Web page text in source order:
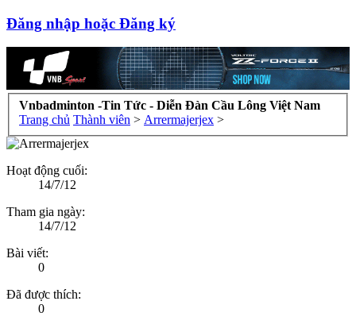
Đăng nhập hoặc Đăng ký
Vnbadminton -Tin Tức - Diễn Đàn Cầu Lông Việt Nam
Trang chủ Thành viên > Arrermajerjex >
Hoạt động cuối:
14/7/12
Tham gia ngày:
14/7/12
Bài viết:
0
Đã được thích:
0